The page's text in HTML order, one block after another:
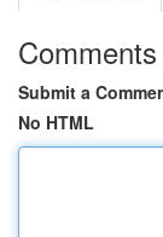
Comments
Submit a
No HTML